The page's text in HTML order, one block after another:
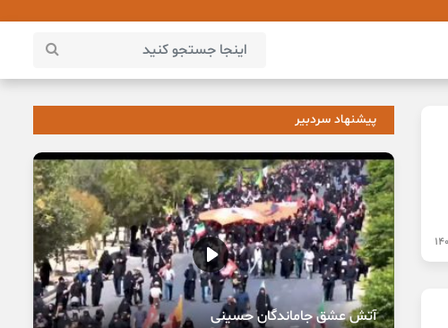
پیشنهاد سردبیر
آتش عشق جاماندگان حسینی